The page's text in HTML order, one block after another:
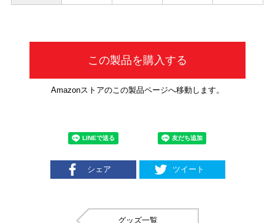
この製品を購入する
Amazonストアのこの製品ページへ移動します。
シェア ツイート
グッズ